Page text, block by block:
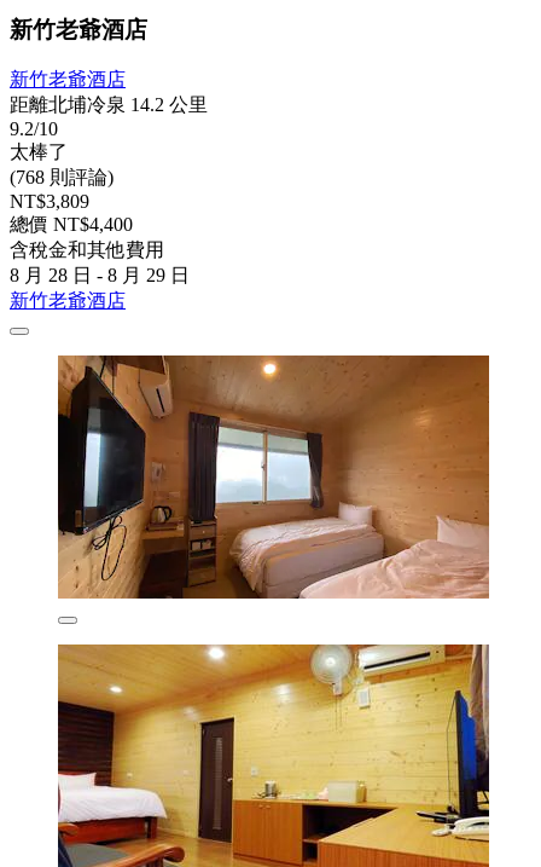
新竹老爺酒店
新竹老爺酒店
距離北埔冷泉 14.2 公里
9.2/10
太棒了
(768 則評論)
NT$3,809
總價 NT$4,400
含稅金和其他費用
8 月 28 日 - 8 月 29 日
新竹老爺酒店